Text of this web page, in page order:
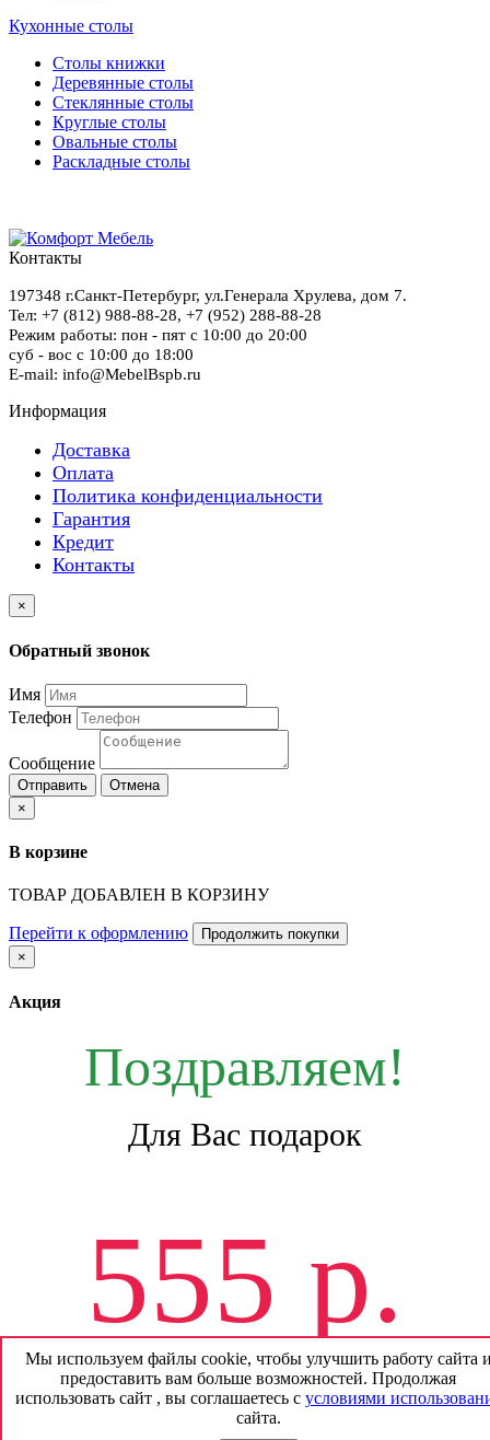
Кухонные столы
Столы книжки
Деревянные столы
Стеклянные столы
Круглые столы
Овальные столы
Раскладные столы
Контакты
197348 г.Санкт-Петербург, ул.Генерала Хрулева, дом 7.
Тел: +7 (812) 988-88-28, +7 (952) 288-88-28
Режим работы: пон - пят с 10:00 до 20:00
суб - вос с 10:00 до 18:00
E-mail: info@MebelBspb.ru
Информация
Доставка
Оплата
Политика конфиденциальности
Гарантия
Кредит
Контакты
×
Обратный звонок
Имя
Телефон
Сообщение
Отправить
Отмена
×
В корзине
ТОВАР ДОБАВЛЕН В КОРЗИНУ
Перейти к оформлению
Продолжить покупки
×
Акция
Поздравляем!
Для Вас подарок
555 р.
На будущие покупки
Мы используем файлы cookie, чтобы улучшить работу сайта
предоставить вам больше возможностей. Продолжая
использовать сайт , вы соглашаетесь с условиями
сайта.